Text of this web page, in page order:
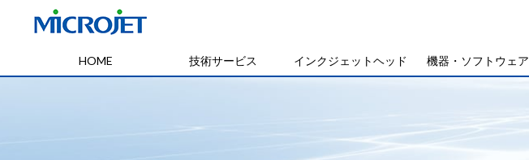
HOME 技術サービス インクジェットヘッド 機器・ソフトウェア